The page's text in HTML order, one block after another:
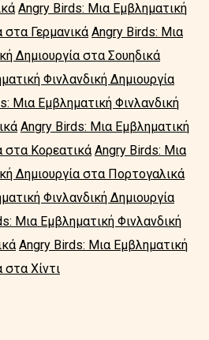
Angry Birds: Μια Εμβληματική
στα Γερμανικά Angry Birds: Μια
Δημιουργία στα Σουηδικά
Φινλανδική Δημιουργία
Μια Εμβληματική Φινλανδική
Angry Birds: Μια Εμβληματική
στα Κορεατικά Angry Birds: Μια
Δημιουργία στα Πορτογαλικά
Φινλανδική Δημιουργία
Μια Εμβληματική Φινλανδική
Angry Birds: Μια Εμβληματική
στα Χίντι